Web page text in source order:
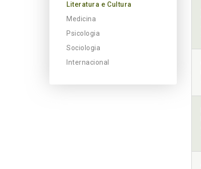
Literatura e Cultura
Medicina
Psicologia
Sociologia
Internacional